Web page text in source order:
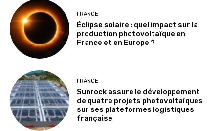
FRANCE
Éclipse solaire : quel impact sur la
production photovoltaïque en
France et en Europe ?
FRANCE
Sunrock assure le développement
de quatre projets photovoltaïques
sur ses plateformes logistiques
française